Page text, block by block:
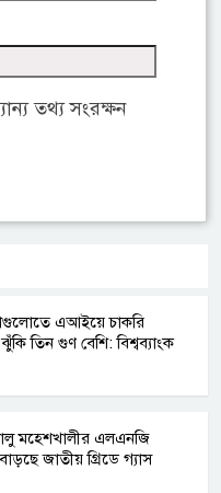
তথ্য সংরক্ষন
এআইয়ে চাকরি
তিন গুণ বেশি: বিশ্বব্যাংক
মহেশখালীর এলএনজি
বাড়ছে জাতীয় গ্রিডে গ্যাস